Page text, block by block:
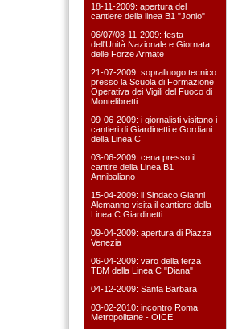
18-11-2009: apertura del
cantiere della linea B1 "Jonio"
06/07/08-11-2009: festa
dell'Unità Nazionale e Giornata
delle Forze Armate
21-07-2009: sopralluogo tecnico
presso la Scuola di Formazione
Operativa dei Vigili del Fuoco di
Montelibretti
09-06-2009: i giornalisti visitano i
cantieri di Giardinetti e Gordiani
della Linea C
03-06-2009: cena presso il
cantire della Linea B1
Annibaliano
15-04-2009: il Sindaco Gianni
Alemanno visita il cantiere della
Linea C Giardinetti
09-04-2009: apertura di Piazza
Venezia
06-04-2009: varo della terza
TBM della Linea C "Diana"
04-12-2009: Santa Barbara
03-02-2010: incontro Roma
Metropolitane - OICE